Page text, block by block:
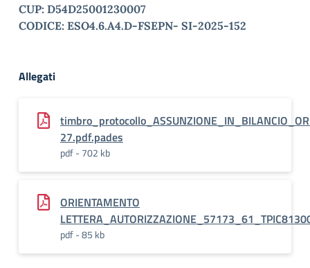
CUP: D54D25001230007
CODICE: ESO4.6.A4.D-FSEPN- SI-2025-152
Allegati
27.pdf.pades
pdf - 702 kb
ORIENTAMENTO
pdf - 85 kb